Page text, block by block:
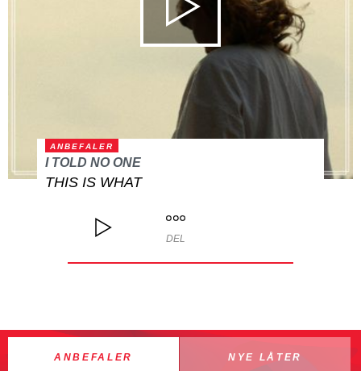
ANBEFALER
I TOLD NO ONE
THIS IS WHAT
DEL
ANBEFALER NYE LÅTER